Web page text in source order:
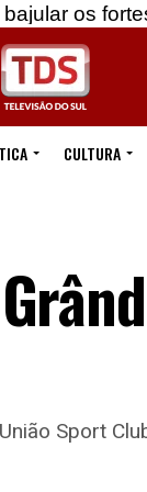
Beja:
CULTURA
Sport